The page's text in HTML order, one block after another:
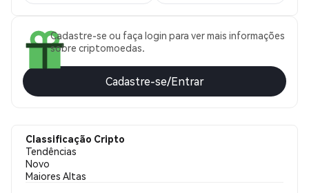
Cadastre-se ou faça login para ver mais informações
sobre criptomoedas.
Cadastre-se/Entrar
Classificação Cripto
Tendências
Novo
Maiores Altas